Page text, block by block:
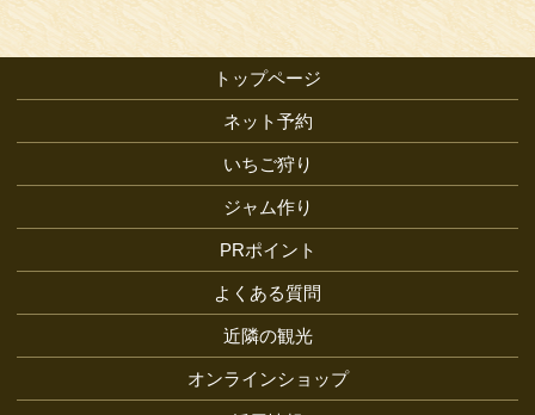
トップページ
ネット予約
いちご狩り
ジャム作り
PRポイント
よくある質問
近隣の観光
オンラインショップ